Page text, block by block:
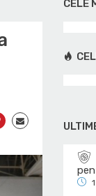
CELE